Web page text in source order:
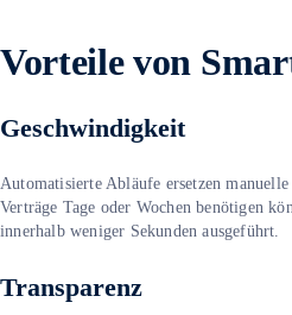
Vorteile von
Geschwindigkeit
Automatisierte Abläufe ersetzen manuelle
Verträge Tage oder Wochen benötigen
innerhalb weniger Sekunden ausgeführt.
Transparenz